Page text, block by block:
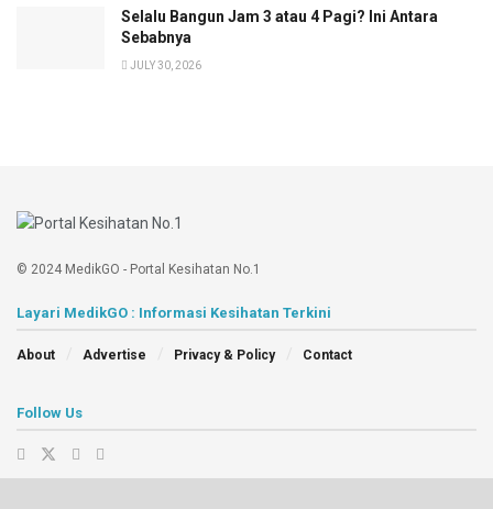
Selalu Bangun Jam 3 atau 4 Pagi? Ini Antara
Sebabnya
JULY 30, 2026
© 2024 MedikGO - Portal Kesihatan No.1
Layari MedikGO : Informasi Kesihatan Terkini
About Advertise Privacy & Policy Contact
Follow Us